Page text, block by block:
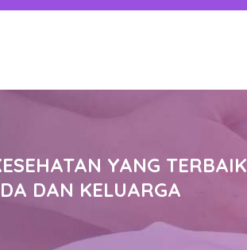
YANG TERBAIK
DAN KELUARGA